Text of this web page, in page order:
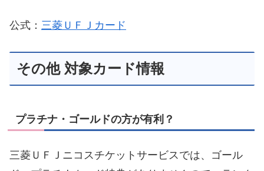
公式： 三菱ＵＦＪカード
その他 対象カード情報
プラチナ・ゴールドの方が有利？
三菱ＵＦＪニコスチケットサービスでは、ゴール